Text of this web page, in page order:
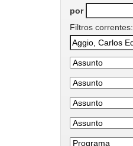
por
Filtros correntes: